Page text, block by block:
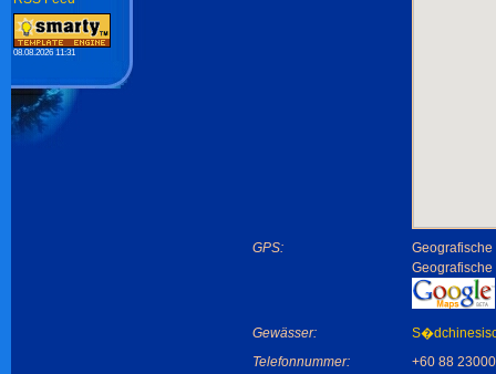
GPS:
Gewässer:
Telefonnummer:
+60 88
08.08.2026 11:31